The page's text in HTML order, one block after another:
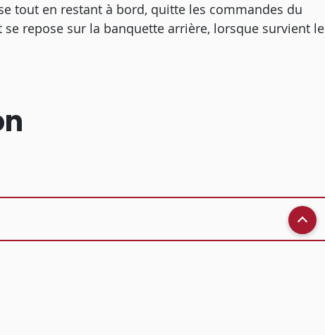
tout en restant à bord, quitte les commandes du
repose sur la banquette arrière, lorsque survient le